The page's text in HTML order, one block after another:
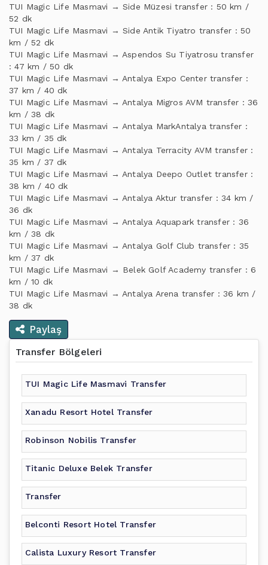
TUI Magic Life Masmavi → Side Müzesi transfer : 50 km /
52 dk
TUI Magic Life Masmavi → Side Antik Tiyatro transfer : 50
km / 52 dk
TUI Magic Life Masmavi → Aspendos Su Tiyatrosu transfer
: 47 km / 50 dk
TUI Magic Life Masmavi → Antalya Expo Center transfer :
37 km / 40 dk
TUI Magic Life Masmavi → Antalya Migros AVM transfer : 36
km / 38 dk
TUI Magic Life Masmavi → Antalya MarkAntalya transfer :
33 km / 35 dk
TUI Magic Life Masmavi → Antalya Terracity AVM transfer :
35 km / 37 dk
TUI Magic Life Masmavi → Antalya Deepo Outlet transfer :
38 km / 40 dk
TUI Magic Life Masmavi → Antalya Aktur transfer : 34 km /
36 dk
TUI Magic Life Masmavi → Antalya Aquapark transfer : 36
km / 38 dk
TUI Magic Life Masmavi → Antalya Golf Club transfer : 35
km / 37 dk
TUI Magic Life Masmavi → Belek Golf Academy transfer : 6
km / 10 dk
TUI Magic Life Masmavi → Antalya Arena transfer : 36 km /
38 dk
Paylaş
Transfer Bölgeleri
TUI Magic Life Masmavi Transfer
Xanadu Resort Hotel Transfer
Robinson Nobilis Transfer
Titanic Deluxe Belek Transfer
Transfer
Belconti Resort Hotel Transfer
Calista Luxury Resort Transfer